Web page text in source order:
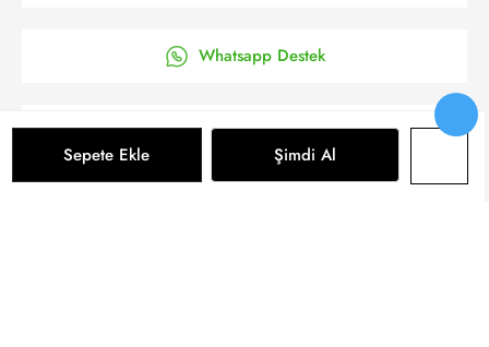
Sepete Ekle Şimdi Al
Whatsapp Destek
’a Kolay Başvuru